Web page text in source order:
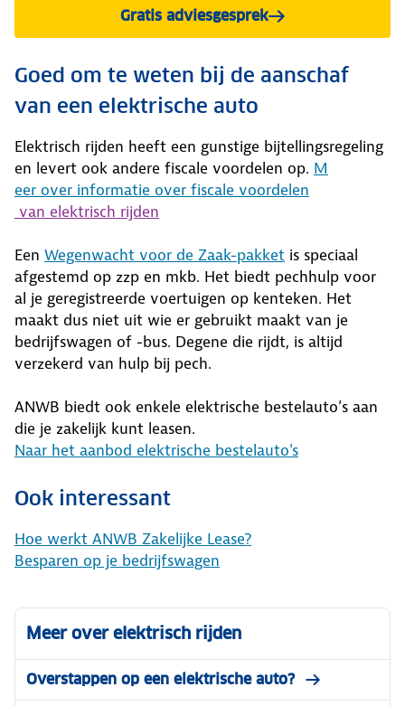
Gratis adviesgesprek
Goed om te weten bij de aanschaf
van een elektrische auto
Elektrisch rijden heeft een gunstige bijtellingsregeling
en levert ook andere fiscale voordelen op. M
eer over informatie over fiscale voordelen
van elektrisch rijden
Een Wegenwacht voor de Zaak-pakket is speciaal
afgestemd op zzp en mkb. Het biedt pechhulp voor
al je geregistreerde voertuigen op kenteken. Het
maakt dus niet uit wie er gebruikt maakt van je
bedrijfswagen of -bus. Degene die rijdt, is altijd
verzekerd van hulp bij pech.
ANWB biedt ook enkele elektrische bestelauto’s aan
die je zakelijk kunt leasen.
Naar het aanbod elektrische bestelauto's
Ook interessant
Hoe werkt ANWB Zakelijke Lease?
Besparen op je bedrijfswagen
Meer over elektrisch rijden
Overstappen op een elektrische auto?